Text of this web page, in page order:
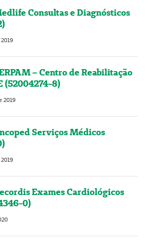
Consultas e Diagnósticos
2019
– Centro de Reabilitação
(52004274-8)
2019
Serviços Médicos
2019
Exames Cardiológicos
0)